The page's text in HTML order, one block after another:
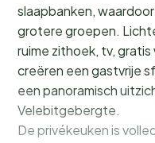
slaapbanken,
grotere groepen.
ruime zithoek, tv,
creëren een gastvrije
een panoramisch
Velebitgebergte.
De privékeuken is